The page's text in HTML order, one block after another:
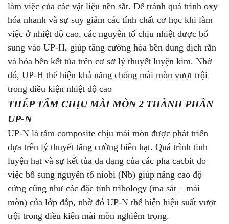
làm việc của các vật liệu nền sắt. Để tránh quá trình oxy
hóa nhanh và sự suy giảm các tính chất cơ học khi làm
việc ở nhiệt độ cao, các nguyên tố chịu nhiệt được bổ
sung vào UP-H, giúp tăng cường hóa bền dung dịch rắn
và hóa bền kết tủa trên cơ sở lý thuyết luyện kim. Nhờ
đó, UP-H thể hiện khả năng chống mài mòn vượt trội
trong điều kiện nhiệt độ cao
THÉP TẤM CHỊU MÀI MÒN 2 THÀNH PHẦN
UP-N
UP-N là tấm composite chịu mài mòn được phát triển
dựa trên lý thuyết tăng cường biên hạt. Quá trình tinh
luyện hạt và sự kết tủa đa dạng của các pha cacbit do
việc bổ sung nguyên tố niobi (Nb) giúp nâng cao độ
cứng cũng như các đặc tính tribology (ma sát – mài
mòn) của lớp đắp, nhờ đó UP-N thể hiện hiệu suất vượt
trội trong điều kiện mài mòn nghiêm trọng.